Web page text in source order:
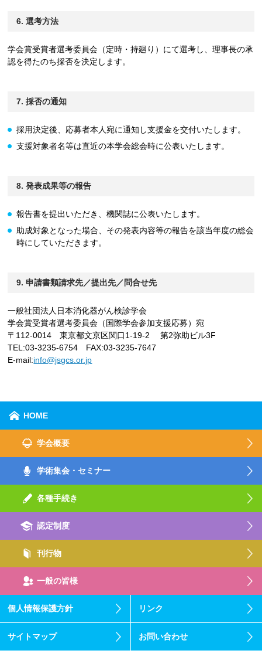
6. 選考方法
学会賞受賞者選考委員会（定時・持廻り）にて選考し、理事長の承
認を得たのち採否を決定します。
7. 採否の通知
採用決定後、応募者本人宛に通知し支援金を交付いたします。
支援対象者名等は直近の本学会総会時に公表いたします。
8. 発表成果等の報告
報告書を提出いただき、機関誌に公表いたします。
助成対象となった場合、その発表内容等の報告を該当年度の総会
時にしていただきます。
9. 申請書類請求先／提出先／問合せ先
一般社団法人日本消化器がん検診学会
学会賞受賞者選考委員会（国際学会参加支援応募）宛
〒112-0014 東京都文京区関口1-19-2 第2弥助ビル3F
TEL:03-3235-6754 FAX:03-3235-7647
E-mail:info@jsgcs.or.jp
HOME
学会概要
学術集会・セミナー
各種手続き
認定制度
刊行物
一般の皆様
個人情報保護方針 リンク
サイトマップ お問い合わせ